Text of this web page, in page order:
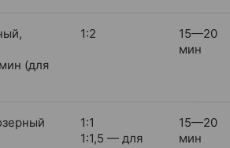
(для
1:2
15—20
мин
1:1
1:1,5 — для
15—20
мин